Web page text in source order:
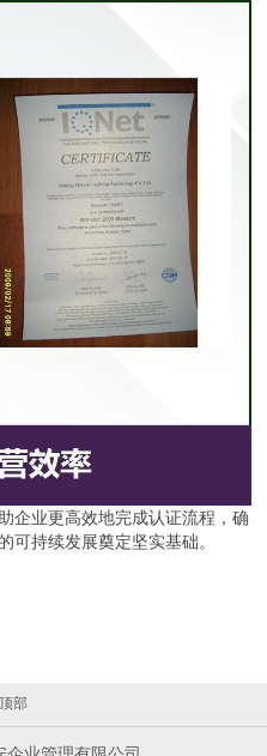
企业更高效地完成认证流程，确
可持续发展奠定坚实基础。
部